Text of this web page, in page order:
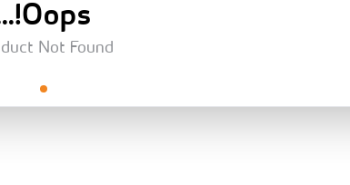
Oops!...
Not Found